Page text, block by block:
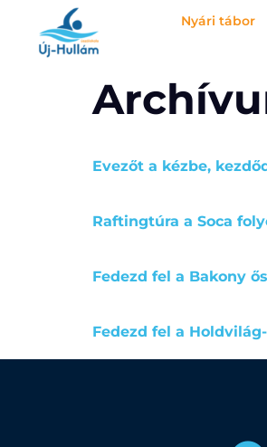
Nyári tábor
Evezőt a kézbe,
Raftingtúra a Soca
Fedezd fel a Bakony
Fedezd fel a